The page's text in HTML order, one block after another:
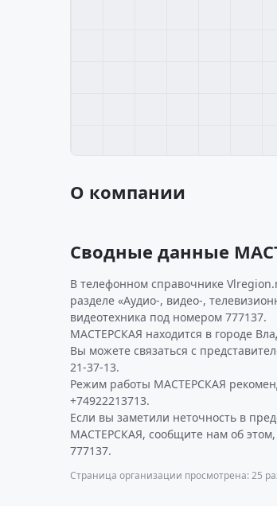
О компании
Сводные данные
В телефонном справочнике
разделе «Аудио-, видео-,
видеотехника под номером 777137.
МАСТЕРСКАЯ находится в городе
Вы можете связаться с
21-37-13.
Режим работы МАСТЕРСКАЯ
+74922213713.
Если вы заметили неточность в
МАСТЕРСКАЯ, сообщите нам об
777137.
Страница организации просмотрена: 25